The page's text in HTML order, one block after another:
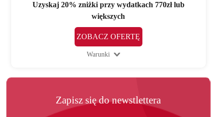
Uzyskaj 20% zniżki przy wydatkach 770zł lub
większych
ZOBACZ OFERTĘ
Warunki
Zapisz się do newstlettera